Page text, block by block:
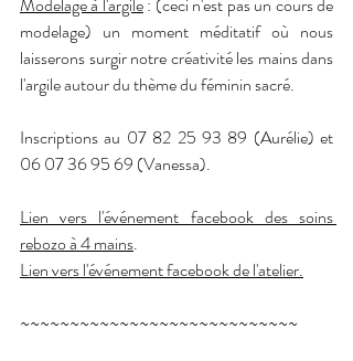
modelage) un moment méditatif où nous
laisserons surgir notre créativité les mains dans
l'argile autour du thème du féminin sacré.
Inscriptions au 07 82 25 93 89 (Aurélie) et
06 07 36 95 69 (Vanessa).
Lien vers l'événement facebook des soins
rebozo à 4 mains.
Lien vers l'événement facebook de l'atelier.
~~~~~~~~~~~~~~~~~~~~~~~~~~~~